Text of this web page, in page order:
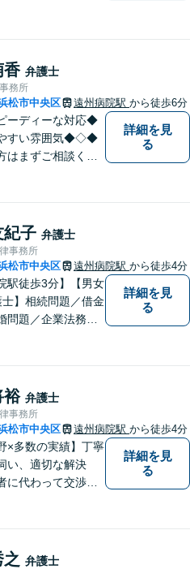
香 弁護士
務所
松市中央区 遠州病院駅 から徒歩6分
ディーな対応◆
すい雰囲気◆◇◆
はまずご相談くだ
詳細を見
る
紀子 弁護士
事務所
松市中央区 遠州病院駅 から徒歩4分
駅徒歩3分】【男女
】相続問題／借金
問題／企業法務な
詳細を見
る
裕 弁護士
事務所
松市中央区 遠州病院駅 から徒歩4分
×多数の実績】丁寧
い、適切な解決
に代わって交渉・
】
詳細を見
る
弁護士